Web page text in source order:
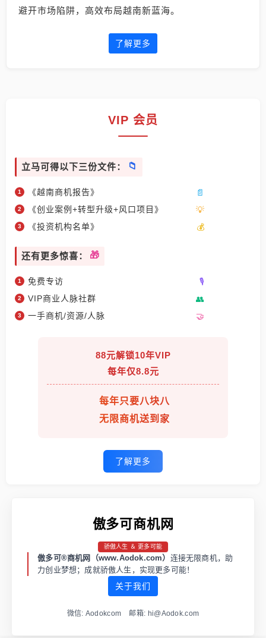
避开市场陷阱，高效布局越南新蓝海。
了解更多
VIP 会员
立马可得以下三份文件：
《越南商机报告》
《创业案例+转型升级+风口项目》
《投资机构名单》
还有更多惊喜：
免费专访
VIP商业人脉社群
一手商机/资源/人脉
88元解锁10年VIP
每年仅8.8元
每年只要八块八
无限商机送到家
了解更多
傲多可商机网
骄傲人生 ＆ 更多可能
傲多可®商机网（www.Aodok.com） 连接无限商机，助
力创业梦想；成就骄傲人生，实现更多可能！
关于我们
微信: Aodokcom 邮箱: hi@Aodok.com